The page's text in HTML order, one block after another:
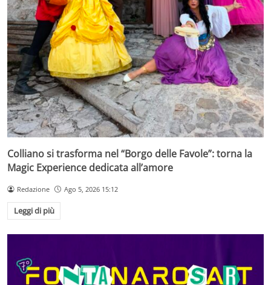
Colliano si trasforma nel “Borgo delle Favole”: torna la
Magic Experience dedicata all’amore
Redazione Ago 5, 2026 15:12
Leggi di più